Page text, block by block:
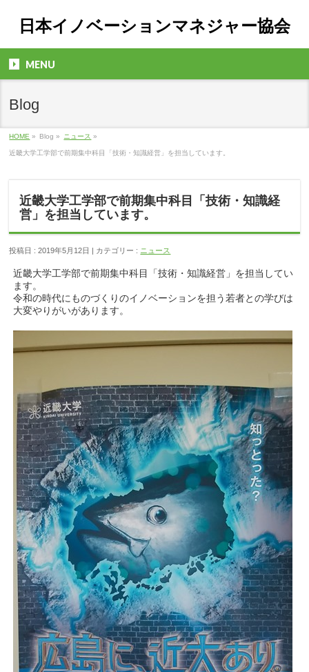
日本イノベーションマネジャー協会
MENU
Blog
HOME » Blog » ニュース »
近畿大学工学部で前期集中科目「技術・知識経営」を担当しています。
近畿大学工学部で前期集中科目「技術・知識経
営」を担当しています。
投稿日 : 2019年5月12日 | カテゴリー : ニュース
近畿大学工学部で前期集中科目「技術・知識経営」を担当してい
ます。
令和の時代にものづくりのイノベーションを担う若者との学びは
大変やりがいがあります。